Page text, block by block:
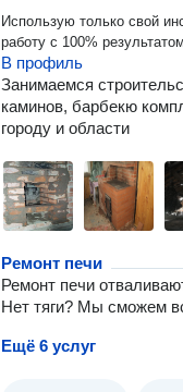
Использую только свой инструмент Который
В профиль
Занимаемся
каминов, барбекю
городу и области
Ремонт печи
Ремонт печи
Нет тяги? Мы сможем
Ещё 6 услуг